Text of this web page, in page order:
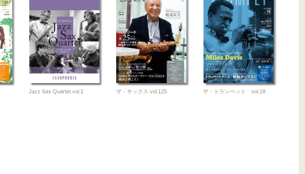
Jazz Sax Quartet vol.1 ザ・サックス vol.125 ザ・トランペット vol.18